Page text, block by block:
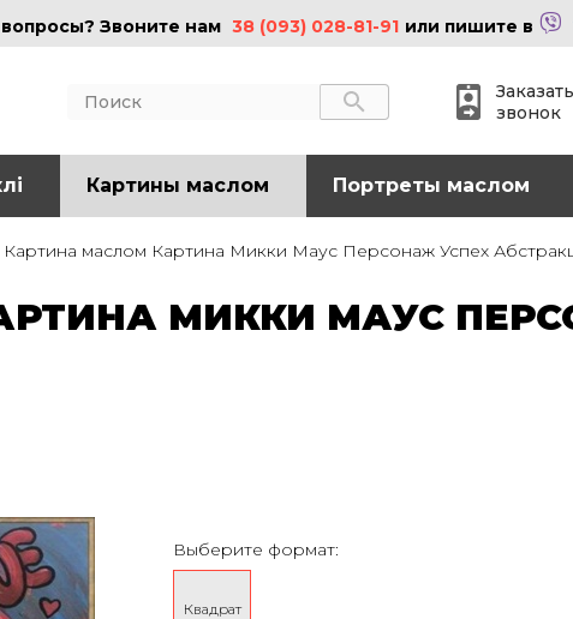
Звоните нам 38 (093) 028-81-91 или пишите в
Заказать
звонок
Картины маслом Портреты маслом
Картина маслом Картина Микки Маус Персонаж Успех
МИККИ МАУС
Выберите формат:
Квадрат
(093) 028-81-91
vip.com.ua
проезда
ИНФОРМАЦИЯ
Картины на холсте
Картины на стекле